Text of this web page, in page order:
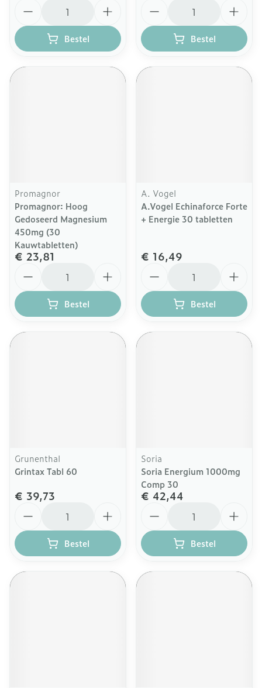
Bestel Bestel
Promagnor
Promagnor: Hoog
Gedoseerd Magnesium
450mg (30
Kauwtabletten)
€ 23,81
Bestel
A. Vogel
A.Vogel Echinaforce Forte
+ Energie 30 tabletten
€ 16,49
Bestel
Grunenthal
Grintax Tabl 60
€ 39,73
Bestel
Soria
Soria Energium 1000mg
Comp 30
€ 42,44
Bestel